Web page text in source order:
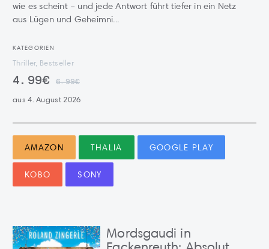
wie es scheint – und jede Antwort führt tiefer in ein Netz
aus Lügen und Geheimni...
KATEGORIEN
Thriller, Bestseller
4.99€ 6.99€
aus 4. August 2026
AMAZON THALIA GOOGLE PLAY
KOBO SONY
Mordsgaudi in